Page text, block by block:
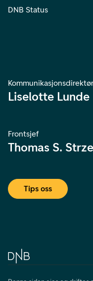
DNB Status
Kommunikasjonsdirektør
Liselotte Lunde
Frontsjef
Thomas S.
Tips oss